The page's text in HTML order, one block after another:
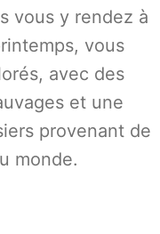
vous y rendez à
vous
avec des
et une
provenant de
monde.